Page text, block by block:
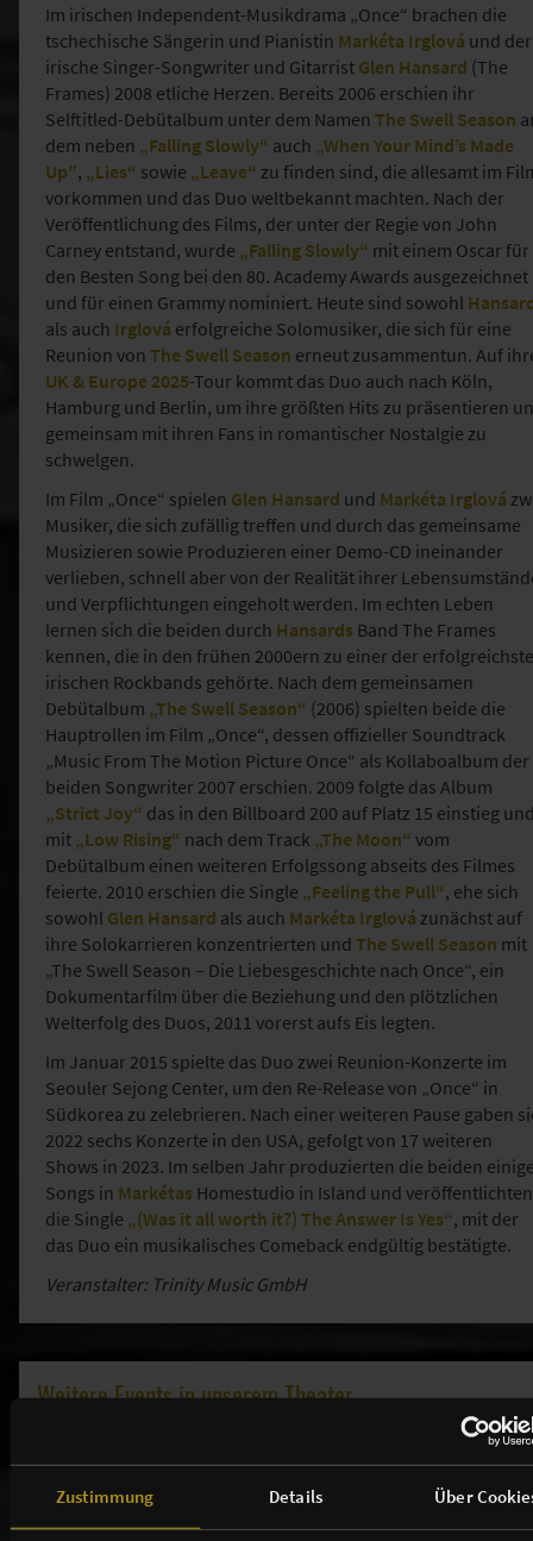
Zustimmung Details Über
Im irischen Independent-Musikdrama „Once“ brachen die
tschechische Sängerin und Pianistin Markéta Irglová und der
irische Singer-Songwriter und Gitarrist Glen Hansard (The
Frames) 2008 etliche Herzen. Bereits 2006 erschien ihr
Selftitled-Debütalbum unter dem Namen The Swell Season
dem neben „Falling Slowly“ auch „When Your Mind’s Made
Up”, „Lies“ sowie „Leave“ zu finden sind, die allesamt im
vorkommen und das Duo weltbekannt machten. Nach der
Veröffentlichung des Films, der unter der Regie von John
Carney entstand, wurde „Falling Slowly“ mit einem Oscar für
den Besten Song bei den 80. Academy Awards ausgezeichnet
und für einen Grammy nominiert. Heute sind sowohl
als auch Irglová erfolgreiche Solomusiker, die sich für eine
Reunion von The Swell Season erneut zusammentun. Auf
UK & Europe 2025-Tour kommt das Duo auch nach Köln,
Hamburg und Berlin, um ihre größten Hits zu präsentieren
gemeinsam mit ihren Fans in romantischer Nostalgie zu
schwelgen.
Im Film „Once“ spielen Glen Hansard und Markéta Irglová
Musiker, die sich zufällig treffen und durch das gemeinsame
Musizieren sowie Produzieren einer Demo-CD ineinander
verlieben, schnell aber von der Realität ihrer
und Verpflichtungen eingeholt werden. Im echten Leben
lernen sich die beiden durch Hansards Band The Frames
kennen, die in den frühen 2000ern zu einer der
irischen Rockbands gehörte. Nach dem gemeinsamen
Debütalbum „The Swell Season“ (2006) spielten beide die
Hauptrollen im Film „Once“, dessen offizieller Soundtrack
„Music From The Motion Picture Once“ als Kollaboalbum der
beiden Songwriter 2007 erschien. 2009 folgte das Album
„Strict Joy“ das in den Billboard 200 auf Platz 15 einstieg
mit „Low Rising“ nach dem Track „The Moon“ vom
Debütalbum einen weiteren Erfolgssong abseits des Filmes
feierte. 2010 erschien die Single „Feeling the Pull“, ehe sich
sowohl Glen Hansard als auch Markéta Irglová zunächst auf
ihre Solokarrieren konzentrierten und The Swell Season mit
„The Swell Season – Die Liebesgeschichte nach Once“, ein
Dokumentarfilm über die Beziehung und den plötzlichen
Welterfolg des Duos, 2011 vorerst aufs Eis legten.
Im Januar 2015 spielte das Duo zwei Reunion-Konzerte im
Seouler Sejong Center, um den Re-Release von „Once“ in
Südkorea zu zelebrieren. Nach einer weiteren Pause gaben
2022 sechs Konzerte in den USA, gefolgt von 17 weiteren
Shows in 2023. Im selben Jahr produzierten die beiden
Songs in Markétas Homestudio in Island und veröffentlichten
die Single „(Was it all worth it?) The Answer Is Yes“, mit der
das Duo ein musikalisches Comeback endgültig bestätigte.
Veranstalter: Trinity Music GmbH
Weitere Events in unserem Theater